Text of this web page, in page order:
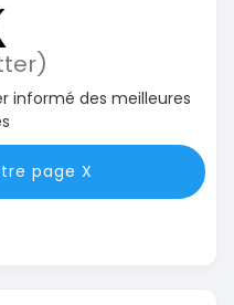
informé des meilleures
page X